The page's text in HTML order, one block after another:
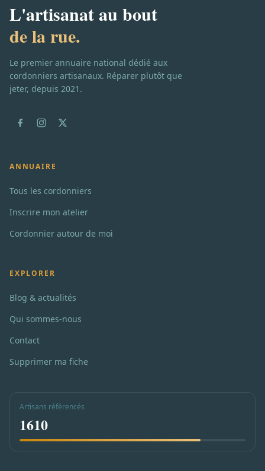
L'artisanat au bout
de la rue.
Le premier annuaire national dédié aux
cordonniers artisanaux. Réparer plutôt que
jeter, depuis 2021.
ANNUAIRE
Tous les cordonniers
Inscrire mon atelier
Cordonnier autour de moi
EXPLORER
Blog & actualités
Qui sommes-nous
Contact
Supprimer ma fiche
Artisans référencés
1610